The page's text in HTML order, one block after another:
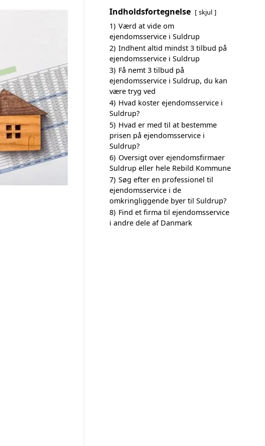
Indholdsfortegnelse skjul
1) Værd at vide om
ejendomsservice i Suldrup
2) Indhent altid mindst 3 tilbud på
ejendomsservice i Suldrup
3) Få nemt 3 tilbud på
ejendomsservice i Suldrup, du kan
være tryg ved
4) Hvad koster ejendomsservice i
Suldrup?
5) Hvad er med til at bestemme
prisen på ejendomsservice i
Suldrup?
6) Oversigt over ejendomsfirmaer
Suldrup eller hele Rebild Kommune
7) Søg efter en professionel til
ejendomsservice i de
omkringliggende byer til Suldrup?
8) Find et firma til ejendomsservice
i andre dele af Danmark